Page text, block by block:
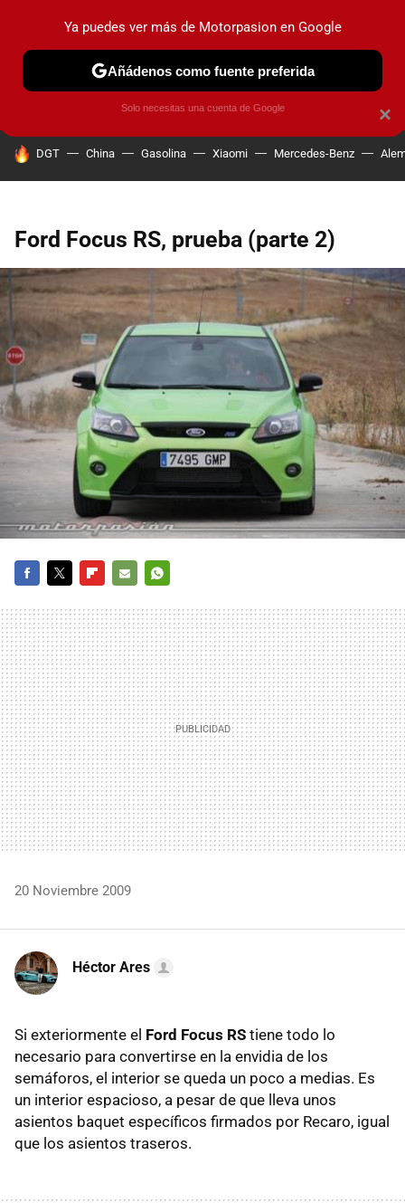
PRUEBAS COCHES ELÉCTRICOS OBSERVATORIO
HOY SE HABLA DE
DGT China Gasolina Xiaomi Mercedes-Benz
Ford Focus RS, prueba (parte 2)
MAIL
20 Noviembre 2009
Héctor Ares
Si exteriormente el Ford Focus RS tiene todo lo
necesario para convertirse en la envidia de los
semáforos, el interior se queda un poco a medias. Es
un interior espacioso, a pesar de que lleva unos
asientos baquet específicos firmados por Recaro, igual
que los asientos traseros.
×
Ya puedes ver más de Motorpasion en Google
Añádenos como fuente preferida
Solo necesitas una cuenta de Google